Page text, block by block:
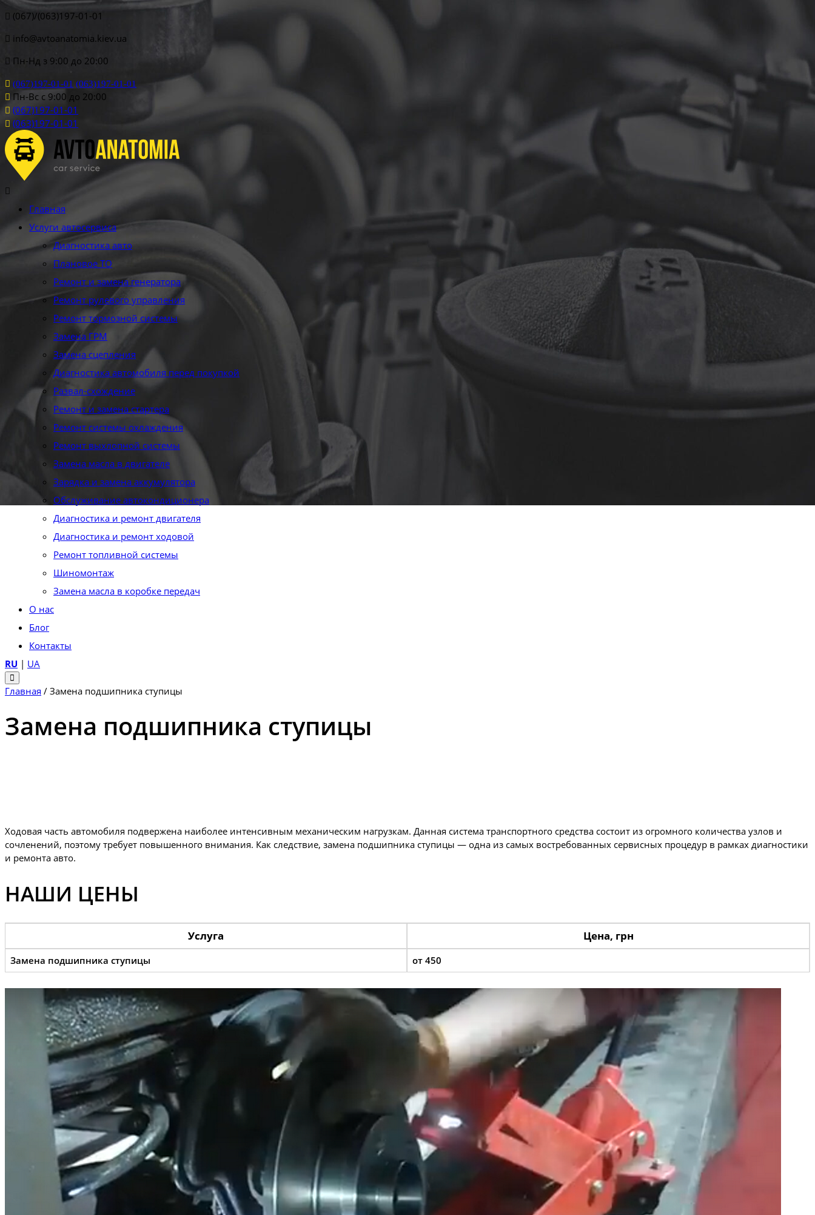
(067)/(063)197-01-01
info@avtoanatomia.kiev.ua
Пн-Нд з 9:00 до 20:00
(067)197-01-01 (063)197-01-01
Пн-Вс с 9:00 до 20:00
(067)197-01-01
(063)197-01-01
Главная
Услуги автосервиса
Диагностика авто
Плановое ТО
Ремонт и замена генератора
Ремонт рулевого управления
Ремонт тормозной системы
Замена ГРМ
Замена сцепления
Диагностика автомобиля перед покупкой
Развал-схождение
Ремонт и замена стартера
Ремонт системы охлаждения
Ремонт выхлопной системы
Замена масла в двигателе
Зарядка и замена аккумулятора
Обслуживание автокондиционера
Диагностика и ремонт двигателя
Диагностика и ремонт ходовой
Ремонт топливной системы
Шиномонтаж
Замена масла в коробке передач
О нас
Блог
Контакты
RU | UA
Главная / Замена подшипника ступицы
Замена подшипника ступицы
Ходовая часть автомобиля подвержена наиболее интенсивным механическим нагрузкам. Данная система транспортного средства состоит из огромного количества узлов и
сочленений, поэтому требует повышенного внимания. Как следствие, замена подшипника ступицы — одна из самых востребованных сервисных процедур в рамках диагностики
и ремонта авто.
НАШИ ЦЕНЫ
Услуга Цена, грн
Замена подшипника ступицы от 450